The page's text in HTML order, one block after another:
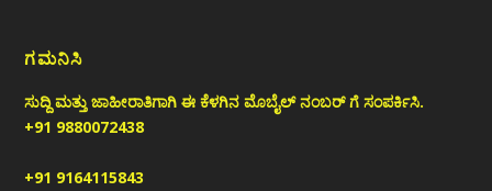
ಗಮನಿಸಿ
ಸುದ್ದಿ ಮತ್ತು ಜಾಹೀರಾತಿಗಾಗಿ ಈ ಕೆಳಗಿನ ಮೊಬೈಲ್ ನಂಬರ್ ಗೆ ಸಂಪರ್ಕಿಸಿ.
+91 9880072438
+91 9164115843